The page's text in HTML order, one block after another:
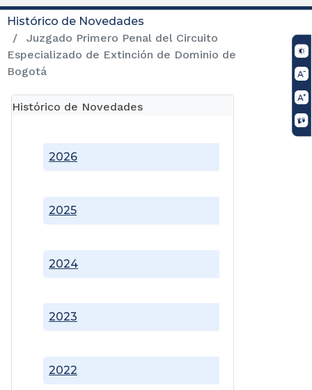
Histórico de Novedades
Juzgado Primero Penal del Circuito
Especializado de Extinción de Dominio de
Bogotá
Histórico de Novedades
2022
2023
2024
2025
2026